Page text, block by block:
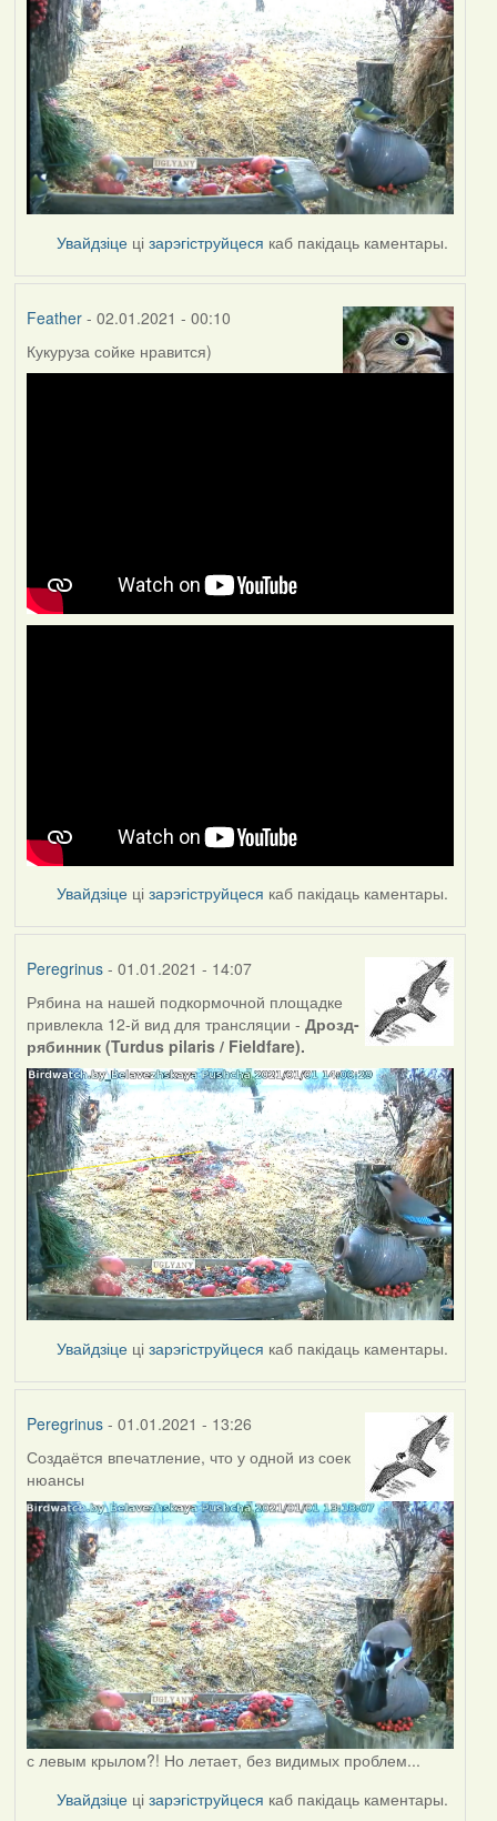
Увайдзіце цізарэгіструйцеся каб пакідаць каментары.
Feather- 02.01.2021 - 00:10
Кукуруза сойке нравится)
Увайдзіце цізарэгіструйцеся каб пакідаць каментары.
Peregrinus- 01.01.2021 - 14:07
Рябина на нашей подкормочной площадке
привлекла 12-й вид для трансляции - Дрозд-
рябинник (Turdus pilaris / Fieldfare).
Увайдзіце цізарэгіструйцеся каб пакідаць каментары.
Peregrinus- 01.01.2021 - 13:26
Создаётся впечатление, что у одной из соек
нюансы
с левым крылом?! Но летает, без видимых проблем...
Увайдзіце цізарэгіструйцеся каб пакідаць каментары.